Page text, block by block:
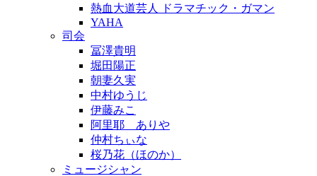
熱血大道芸人 ドラマチック・ガマン
YAHA
司会
冨澤貴明
堀田陽正
朝妻久実
中村ゆうじ
伊藤みこ
阿里耶 ありや
仲村ちぃな
桜乃花（ほのか）
ミュージシャン